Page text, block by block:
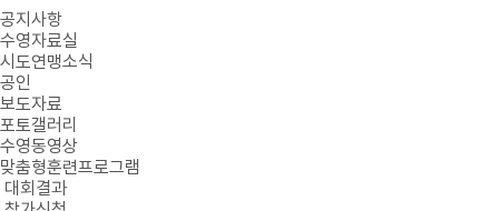
공지사항
수영자료실
시도연맹소식
공인
보도자료
포토갤러리
수영동영상
맞춤형훈련프로그램
대회결과